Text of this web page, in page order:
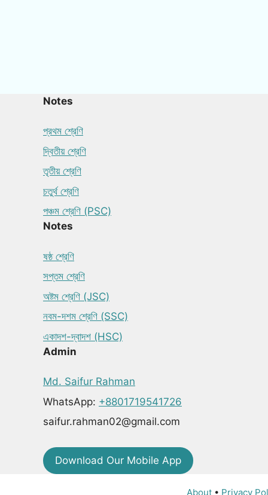
Notes
প্রথম শ্রেণি
দ্বিতীয় শ্রেণি
তৃতীয় শ্রেণি
চতুর্থ শ্রেণি
পঞ্চম শ্রেণি (PSC)
Notes
ষষ্ঠ শ্রেণি
সপ্তম শ্রেণি
অষ্টম শ্রেণি (JSC)
নবম-দশম শ্রেণি (SSC)
একাদশ-দ্বাদশ (HSC)
Admin
Md. Saifur Rahman
WhatsApp: +8801719541726
saifur.rahman02@gmail.com
Download Our Mobile App
About• Privacy